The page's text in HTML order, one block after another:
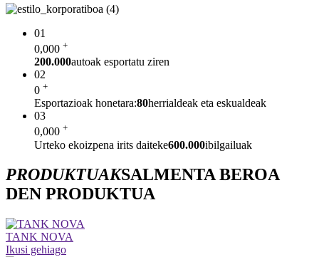
01
0,000 +
200.000autoak esportatu ziren
02
0 +
Esportazioak honetara:80herrialdeak eta eskualdeak
03
0,000 +
Urteko ekoizpena irits daiteke600.000ibilgailuak
PRODUKTUAKSALMENTA BEROA
DEN PRODUKTUA
TANK NOVA
Ikusi gehiago